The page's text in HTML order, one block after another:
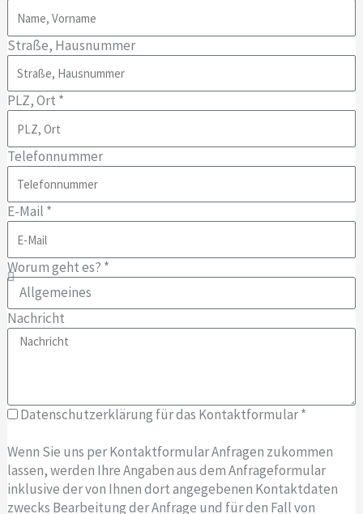
Straße, Hausnummer
PLZ, Ort *
Telefonnummer
E-Mail *
Worum geht es? *
Nachricht
Datenschutzerklärung für das Kontaktformular *
Wenn Sie uns per Kontaktformular Anfragen zukommen
lassen, werden Ihre Angaben aus dem Anfrageformular
inklusive der von Ihnen dort angegebenen Kontaktdaten
zwecks Bearbeitung der Anfrage und für den Fall von